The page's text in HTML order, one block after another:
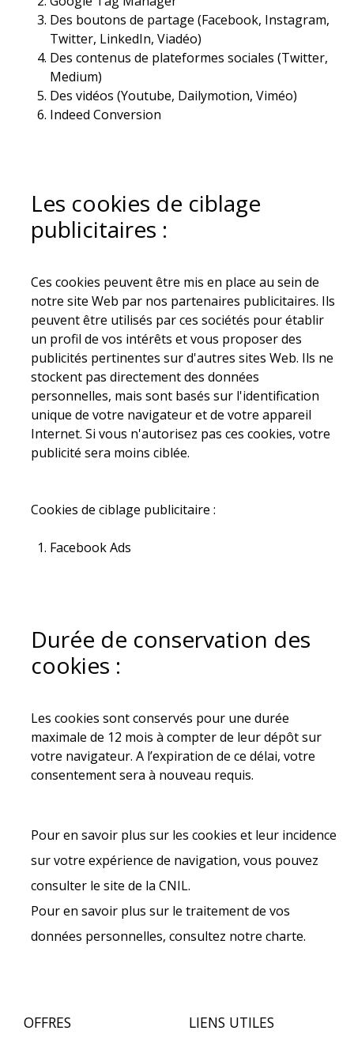
Des boutons de partage (Facebook, Instagram,
Twitter, LinkedIn, Viadéo)
Des contenus de plateformes sociales (Twitter,
Medium)
Des vidéos (Youtube, Dailymotion, Viméo)
Indeed Conversion
Les cookies de ciblage
publicitaires :
Ces cookies peuvent être mis en place au sein de
notre site Web par nos partenaires publicitaires. Ils
peuvent être utilisés par ces sociétés pour établir
un profil de vos intérêts et vous proposer des
publicités pertinentes sur d'autres sites Web. Ils ne
stockent pas directement des données
personnelles, mais sont basés sur l'identification
unique de votre navigateur et de votre appareil
Internet. Si vous n'autorisez pas ces cookies, votre
publicité sera moins ciblée.
Cookies de ciblage publicitaire :
Facebook Ads
Durée de conservation des
cookies :
Les cookies sont conservés pour une durée
maximale de 12 mois à compter de leur dépôt sur
votre navigateur. A l’expiration de ce délai, votre
consentement sera à nouveau requis.
Pour en savoir plus sur les cookies et leur incidence
sur votre expérience de navigation, vous pouvez
consulter le site de la CNIL.
Pour en savoir plus sur le traitement de vos
données personnelles, consultez notre charte.
OFFRES LIENS UTILES